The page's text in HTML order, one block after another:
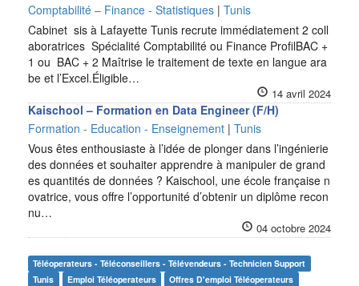
Comptabilité – Finance - Statistiques | Tunis
Cabinet sis à Lafayette Tunis recrute immédiatement 2 coll
aboratrices Spécialité Comptabilité ou Finance ProfilBAC +
1 ou BAC + 2 Maîtrise le traitement de texte en langue ara
be et l’Excel.Éligible…
14 avril 2024
Kaischool – Formation en Data Engineer (F/H)
Formation - Education - Enseignement | Tunis
Vous êtes enthousiaste à l’idée de plonger dans l’ingénierie
des données et souhaiter apprendre à manipuler de grand
es quantités de données ? Kaischool, une école française n
ovatrice, vous offre l’opportunité d’obtenir un diplôme recon
nu…
04 octobre 2024
Téléoperateurs - Téléconseillers - Télévendeurs - Technicien Support
Tunis
Emploi Téléoperateurs
Offres D'emploi Téléoperateurs